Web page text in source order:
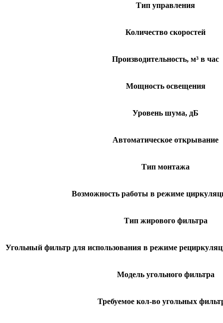
Тип управления
Количество скоростей
Производительность, м³ в час
Мощность освещения
Уровень шума, дБ
Автоматическое открывание
Тип монтажа
Возможность работы в режиме
Тип жирового фильтра
Угольный фильтр для использования в режиме
Модель угольного фильтра
Требуемое кол-во угольных